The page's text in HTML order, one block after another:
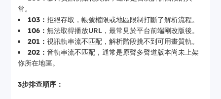
常。
103：拒絕存取，帳號權限或地區限制打斷了解析流程。
106：無法取得播放URL，最常見於平台前端剛改版後。
201：視訊軌串流不匹配，解析階段挑不到可用畫質軌。
202：音軌串流不匹配，通常是原聲多聲道版本尚未上架
你所在地區。
3步排查順序：